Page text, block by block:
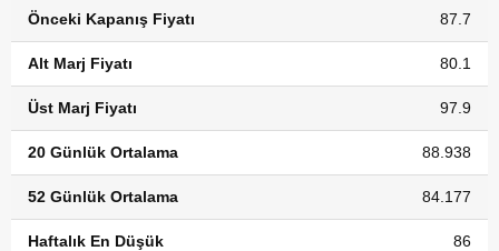
Önceki Kapanış Fiyatı 87.7
Alt Marj Fiyatı 80.1
Üst Marj Fiyatı 97.9
20 Günlük Ortalama 88.938
52 Günlük Ortalama 84.177
Haftalık En Düşük 86